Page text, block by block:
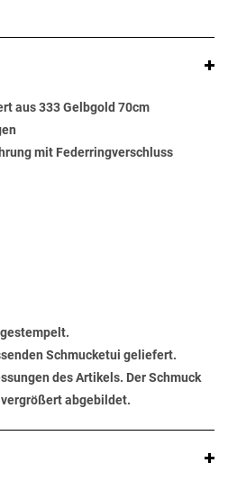
aus 333 Gelbgold 70cm
mit Federringverschluss
Schmucketui geliefert.
des Artikels. Der Schmuck
abgebildet.